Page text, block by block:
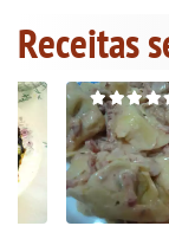
Receitas